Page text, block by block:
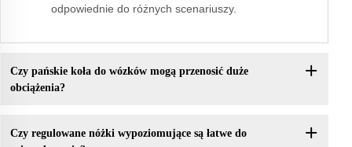
odpowiednie do różnych scenariuszy.
Czy pańskie koła do wózków mogą przenosić duże
obciążenia?
Czy regulowane nóżki wypoziomujące są łatwe do